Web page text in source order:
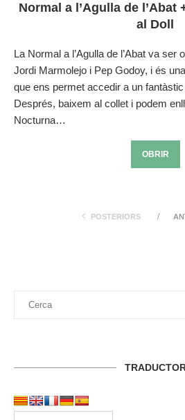
Normal a l’Agulla de l’Abat
al Doll
La Normal a l’Agulla de l’Abat va ser
Jordi Marmolejo i Pep Godoy, i és
que ens permet accedir a un
Després, baixem al collet i podem
Nocturna…
OBRIR
POSTERIORS